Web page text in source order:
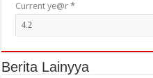
Current ye@r*
Berita Lainyya